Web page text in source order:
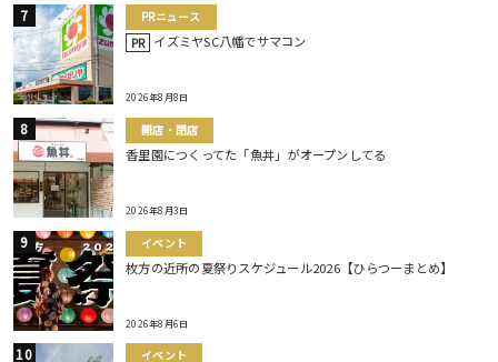
PRニュース
PR イズミヤSC八幡でサマコン
2026年8月8日
開店・閉店
香里園につくってた「魚丼」がオープンしてる
2026年8月3日
イベント
枚方の近所の夏祭りスケジュール2026【ひらつーまとめ】
2026年8月6日
イベント